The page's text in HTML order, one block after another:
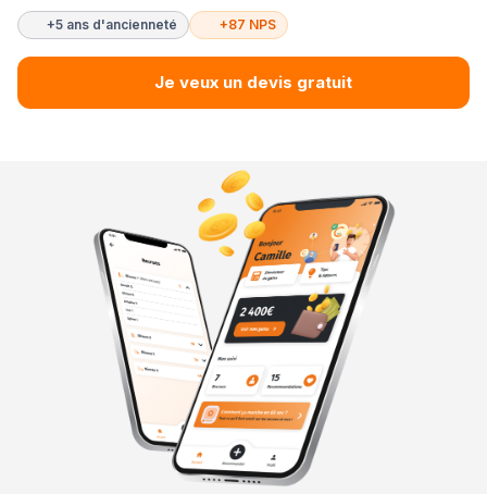
+5 ans d'ancienneté +87 NPS
Je veux un devis gratuit